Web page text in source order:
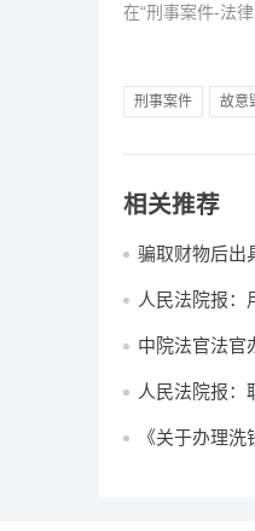
在“刑事案件-法
刑事案件 故意
相关推荐
骗取财物后出
人民法院报：
中院法官法官
人民法院报：
《关于办理